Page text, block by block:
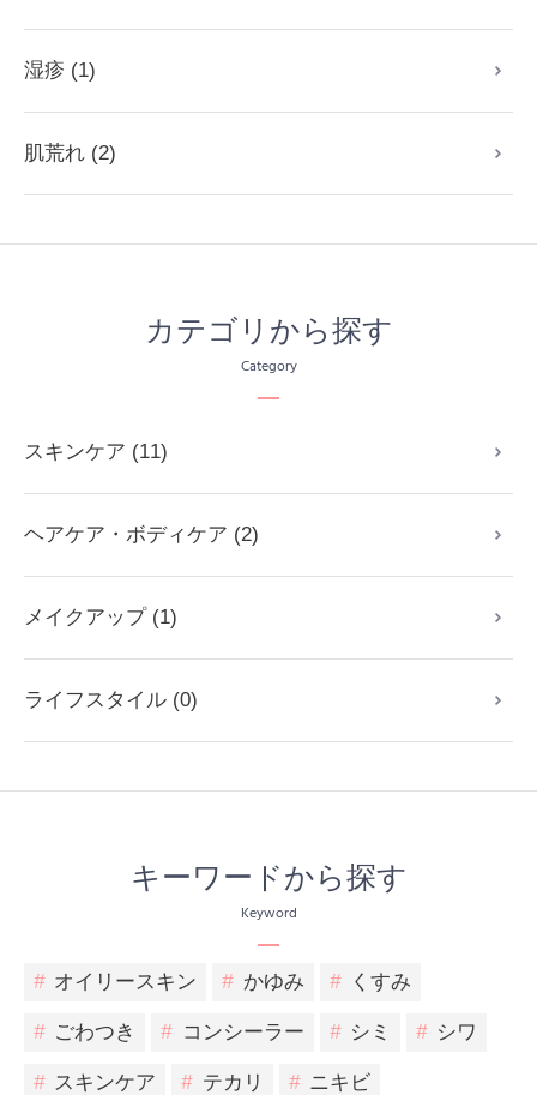
湿疹 (1)
肌荒れ (2)
カテゴリから探す
Category
スキンケア (11)
ヘアケア・ボディケア (2)
メイクアップ (1)
ライフスタイル (0)
キーワードから探す
Keyword
# オイリースキン # かゆみ # くすみ
# ごわつき # コンシーラー # シミ # シワ
# スキンケア # テカリ # ニキビ